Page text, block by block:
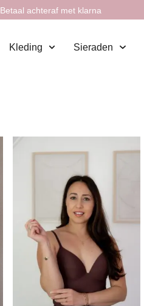
Betaal achteraf met klarna
Kleding Sieraden